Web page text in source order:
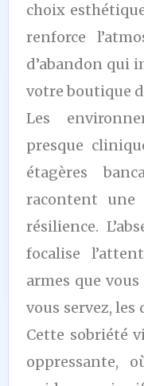
choix
renforce
d’abandon qui
votre boutique
Les
presque
étagères
racontent
résilience.
focalise
armes que
vous servez, les
Cette sobriété
oppressante,